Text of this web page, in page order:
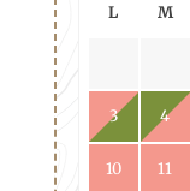
L M
3 4
10 11